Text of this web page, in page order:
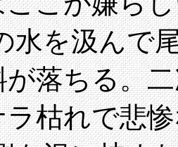
水を汲んで
落ちる。
枯れで悲